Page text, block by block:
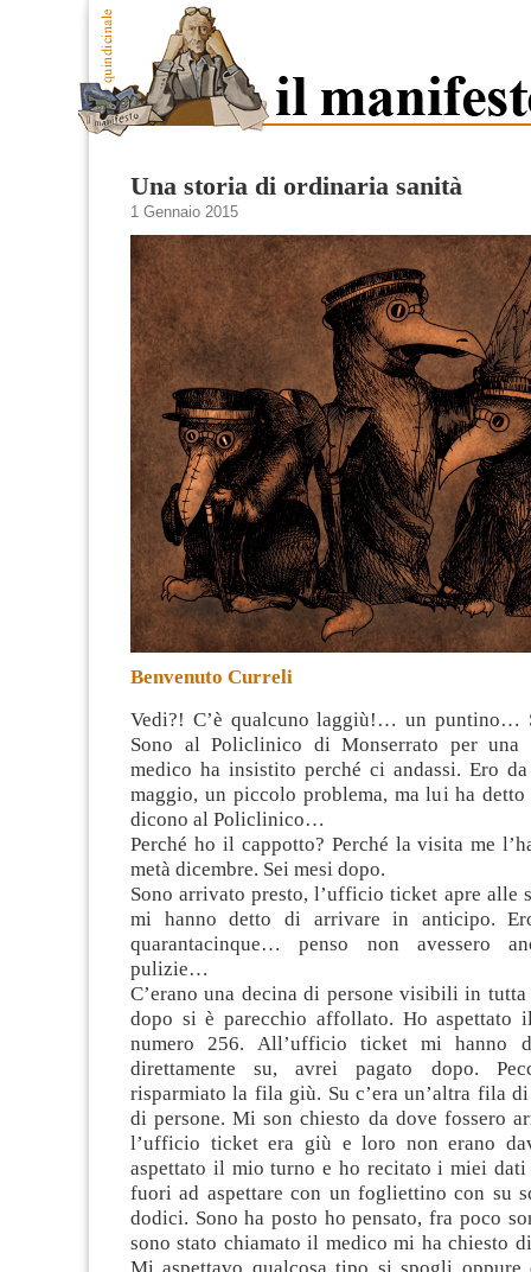
Una storia di ordinaria sanità
1 Gennaio 2015
Benvenuto Curreli
Vedi?! C’è qualcuno laggiù!… un puntino…
Sono al Policlinico di Monserrato per
medico ha insistito perché ci andassi. Ero
maggio, un piccolo problema, ma lui ha
dicono al Policlinico…
Perché ho il cappotto? Perché la visita me
metà dicembre. Sei mesi dopo.
Sono arrivato presto, l’ufficio ticket apre alle
mi hanno detto di arrivare in anticipo.
quarantacinque… penso non avessero
pulizie…
C’erano una decina di persone visibili in
dopo si è parecchio affollato. Ho aspettato
numero 256. All’ufficio ticket mi hanno
direttamente su, avrei pagato dopo.
risparmiato la fila giù. Su c’era un’altra fila
di persone. Mi son chiesto da dove fossero
l’ufficio ticket era giù e loro non erano
aspettato il mio turno e ho recitato i miei
fuori ad aspettare con un fogliettino con su
dodici. Sono ha posto ho pensato, fra poco
sono stato chiamato il medico mi ha chiesto